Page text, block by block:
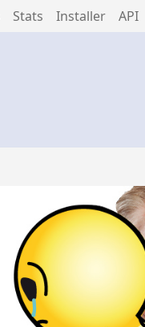
Stats Installer API